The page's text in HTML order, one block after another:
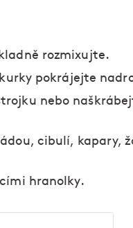
rozmixujte.
pokrájejte
nebo
cibulí, kapary,
hranolky.